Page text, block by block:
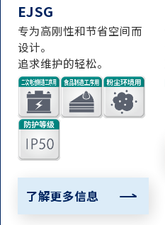
EJSG
专为高刚性和节省空间而
设计。
追求维护的轻松。
了解更多信息